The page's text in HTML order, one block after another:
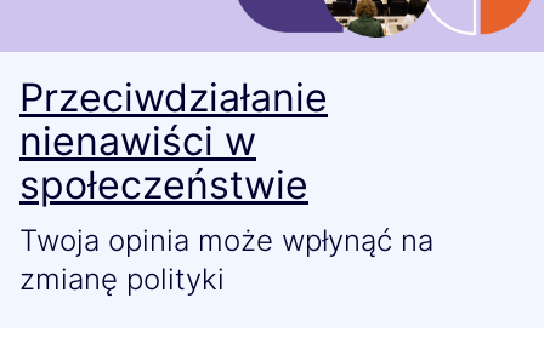
Przeciwdziałanie
nienawiści w
społeczeństwie
Twoja opinia może wpłynąć na
zmianę polityki